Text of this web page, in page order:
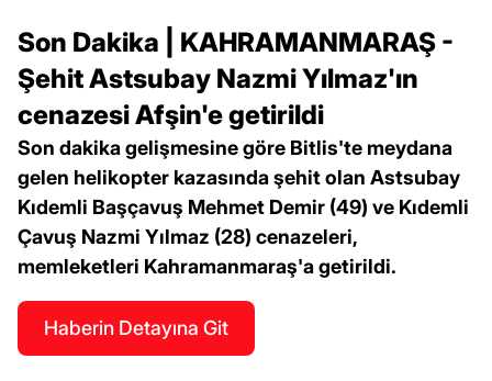
Son Dakika | KAHRAMANMARAŞ -
Şehit Astsubay Nazmi Yılmaz'ın
cenazesi Afşin'e getirildi
Son dakika gelişmesine göre Bitlis'te meydana
gelen helikopter kazasında şehit olan Astsubay
Kıdemli Başçavuş Mehmet Demir (49) ve Kıdemli
Çavuş Nazmi Yılmaz (28) cenazeleri,
memleketleri Kahramanmaraş'a getirildi.
Haberin Detayına Git